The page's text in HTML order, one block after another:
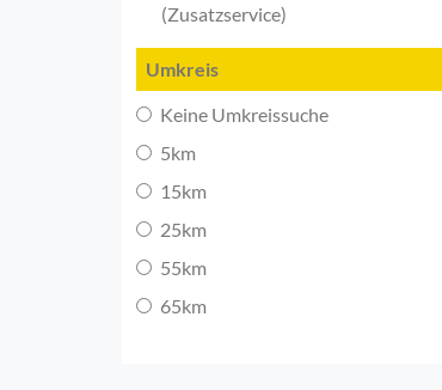
(Zusatzservice)
Umkreis
Keine Umkreissuche
5km
15km
25km
55km
65km